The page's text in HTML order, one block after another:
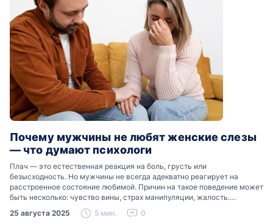
Почему мужчины не любят женские слезы
— что думают психологи
Плач — это естественная реакция на боль, грусть или
безысходность. Но мужчины не всегда адекватно реагирует на
расстроенное состояние любимой. Причин на такое поведение может
быть несколько: чувство вины, страх манипуляции, жалость.
Разобраться, почему мужчины боятся женских слез, помогут советы
психологов…
25 августа 2025 5 мин. 0